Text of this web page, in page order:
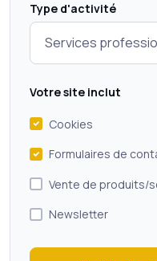
Type d'activité
Votre site inclut
Cookies
Formulaires de
Vente de produits/
Newsletter